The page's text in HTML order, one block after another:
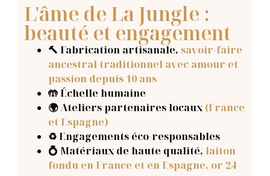
L'âme de La Jungle :
beauté et engagement
🔨 Fabrication artisanale, savoir-faire
ancestral traditionnel avec amour et
passion depuis 10 ans
🤲 Échelle humaine
🌍 Ateliers partenaires locaux (France
et Espagne)
♻️ Engagements éco-responsables
💍 Matériaux de haute qualité, laiton
fondu en France et en Espagne, or 24